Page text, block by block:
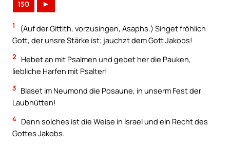
150 ►
1
(Auf der Gittith, vorzusingen, Asaphs.) Singet fröhlich
Gott, der unsre Stärke ist; jauchzt dem Gott Jakobs!
2
Hebet an mit Psalmen und gebet her die Pauken,
liebliche Harfen mit Psalter!
3 Blaset im Neumond die Posaune, in unserm Fest der
Laubhütten!
4 Denn solches ist die Weise in Israel und ein Recht des
Gottes Jakobs.